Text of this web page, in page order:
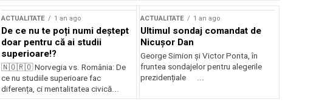
ACTUALITATE 1 an ago
De ce nu te poți numi deștept
doar pentru că ai studii
superioare!?
🇳🇴🇷🇴 Norvegia vs. România: De
ce nu studiile superioare fac
diferența, ci mentalitatea civică...
ACTUALITATE 1 an ago
Ultimul sondaj comandat de
Nicușor Dan
George Simion și Victor Ponta, în
fruntea sondajelor pentru alegerile
prezidențiale ...